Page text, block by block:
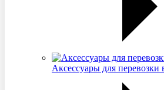
Аксессуары для перевозки